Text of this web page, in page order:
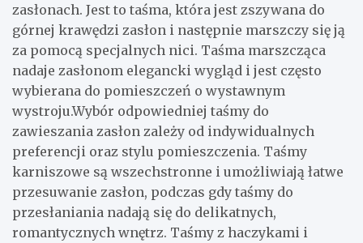
zasłonach. Jest to taśma, która jest zszywana do
górnej krawędzi zasłon i następnie marszczy się ją
za pomocą specjalnych nici. Taśma marszcząca
nadaje zasłonom elegancki wygląd i jest często
wybierana do pomieszczeń o wystawnym
wystroju.Wybór odpowiedniej taśmy do
zawieszania zasłon zależy od indywidualnych
preferencji oraz stylu pomieszczenia. Taśmy
karniszowe są wszechstronne i umożliwiają łatwe
przesuwanie zasłon, podczas gdy taśmy do
przesłaniania nadają się do delikatnych,
romantycznych wnętrz. Taśmy z haczykami i